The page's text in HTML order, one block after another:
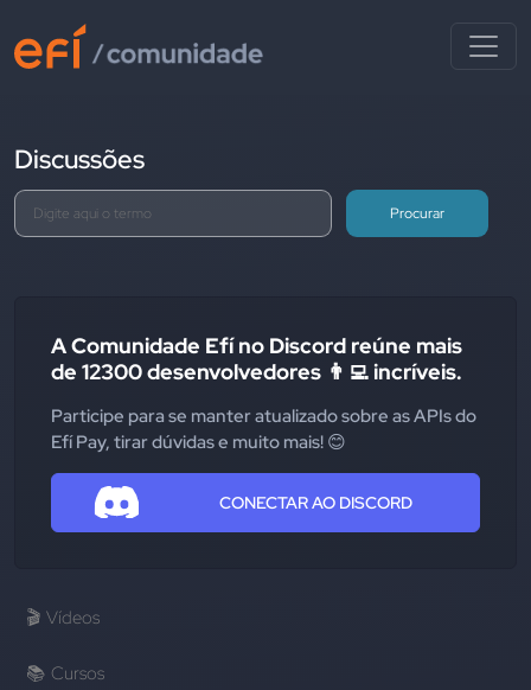
Discussões
Procurar
A Comunidade Efí no Discord reúne mais
de 12300 desenvolvedores 👨‍💻 incríveis.
Participe para se manter atualizado sobre as APIs do
Efí Pay, tirar dúvidas e muito mais! 😊
CONECTAR AO DISCORD
🎬 Vídeos
📚 Cursos